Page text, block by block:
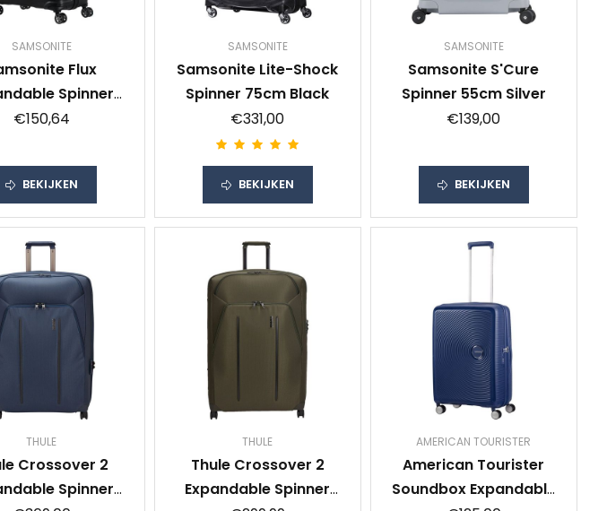
SAMSONITE
Flux
Spinner
75cm Black
€150,64
BEKIJKEN
SAMSONITE
Samsonite Lite-Shock
Spinner 75cm Black
€331,00
BEKIJKEN
SAMSONITE
Samsonite S'Cure
Spinner 55cm Silver
€139,00
BEKIJKEN
THULE
Crossover 2
Spinner
THULE
Thule Crossover 2
Expandable Spinner
AMERICAN TOURISTER
American Tourister
Soundbox Expandable